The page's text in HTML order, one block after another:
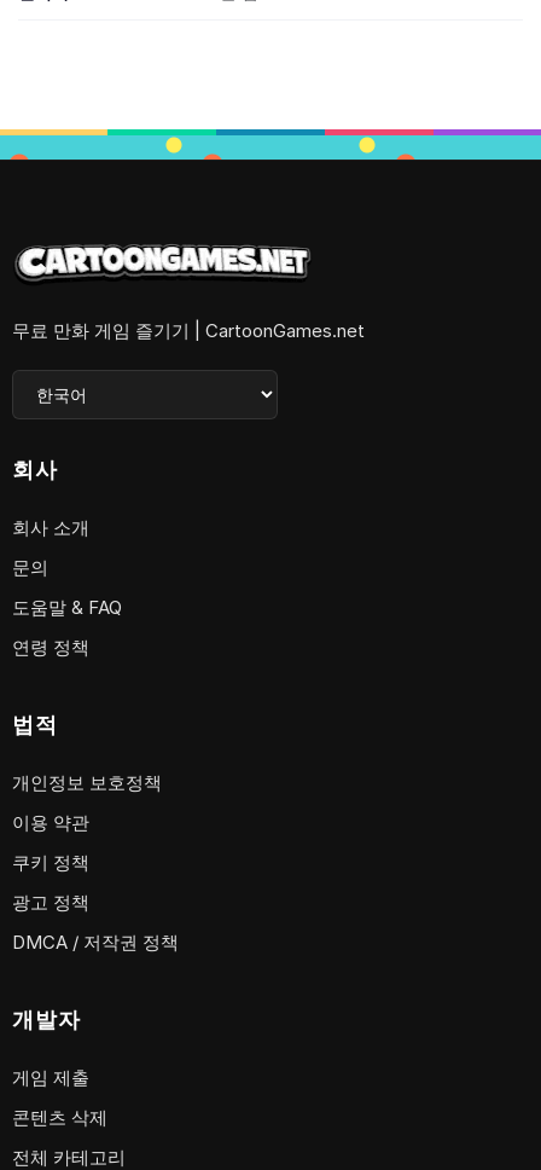
무료 만화 게임 즐기기 | CartoonGames.net
회사
회사 소개
문의
도움말 & FAQ
연령 정책
법적
개인정보 보호정책
이용 약관
쿠키 정책
광고 정책
DMCA / 저작권 정책
개발자
게임 제출
콘텐츠 삭제
전체 카테고리